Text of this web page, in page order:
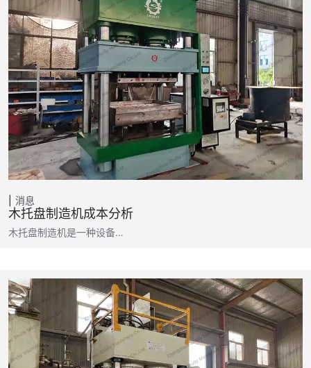
消息
木托盘制造机成本分析
木托盘制造机是一种设备…